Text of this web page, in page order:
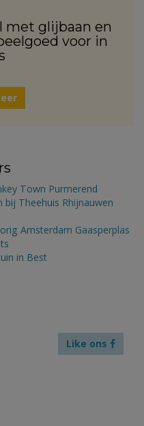
glijbaan en
voor in
Town Purmerend
bij Theehuis Rhijnauwen
Amsterdam Gaasperplas
in Best
Like ons